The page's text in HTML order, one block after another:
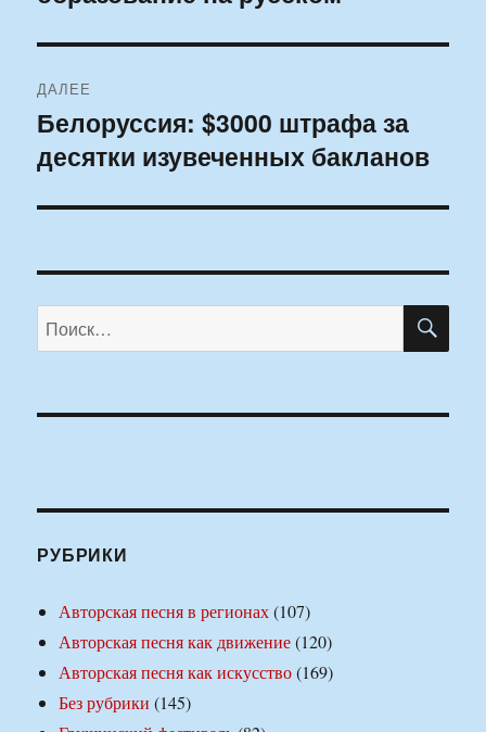
ДАЛЕЕ
Следующая
запись:
Белоруссия: $3000 штрафа за
десятки изувеченных бакланов
Искать:
РУБРИКИ
Авторская песня в регионах(107)
Авторская песня как движение(120)
Авторская песня как искусство(169)
Без рубрики (145)